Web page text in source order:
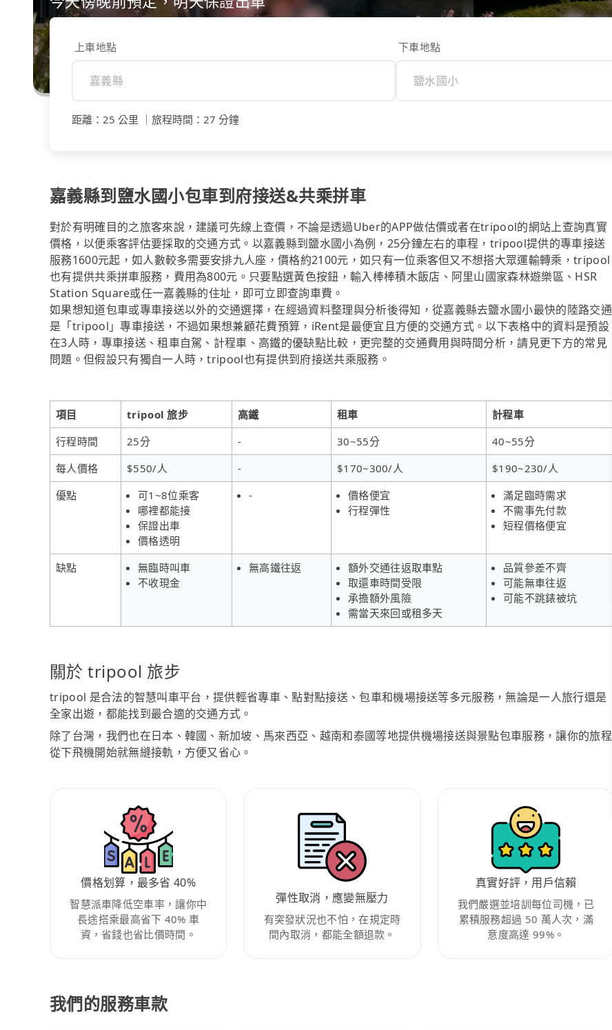
上車地點 下車地點
距離 ： 25 公里 旅程時間 ： 27 分鐘
嘉義縣到鹽水國小包車到府接送&共乘拼車
對於有明確目的之旅客來說，建議可先線上查價，不論是透過Uber的APP做估價或者在tripool的網站上查詢真實
價格，以便乘客評估要採取的交通方式。以嘉義縣到鹽水國小為例，25分鐘左右的車程，tripool提供的專車接送
服務1600元起，如人數較多需要安排九人座，價格約2100元，如只有一位乘客但又不想搭大眾運輸轉乘，tripool
也有提供共乘拼車服務，費用為800元。只要點選黃色按鈕，輸入棒棒積木飯店、阿里山國家森林遊樂區、HSR
Station Square或任一嘉義縣的住址，即可立即查詢車費。
如果想知道包車或專車接送以外的交通選擇，在經過資料整理與分析後得知，從嘉義縣去鹽水國小最快的陸路交通
是「tripool」專車接送，不過如果想兼顧花費預算，iRent是最便宜且方便的交通方式。以下表格中的資料是預設
在3人時，專車接送、租車自駕、計程車、高鐵的優缺點比較，更完整的交通費用與時間分析，請見更下方的常見
問題。但假設只有獨自一人時，tripool也有提供到府接送共乘服務。
項目 tripool 旅步 高鐵 租車
計程車
行程時間
25分 - 30~55分
40~55分
每人價格
$550/人 - $170~300/人
$190~230/人
優點
可1~8位乘客
哪裡都能接
保證出車
價格透明
-
價格便宜
行程彈性
滿足臨時需求
不需事先付款
短程價格便宜
缺點
無臨時叫車
不收現金
無高鐵往返
額外交通往返取車點
取還車時間受限
承擔額外風險
需當天來回或租多天
品質參差不齊
可能無車往返
可能不跳錶被坑
關於 tripool 旅步
tripool 是合法的智慧叫車平台，提供輕省專車、點對點接送、包車和機場接送等多元服務，無論是一人旅行還是
全家出遊，都能找到最合適的交通方式。
除了台灣，我們也在日本、韓國、新加坡、馬來西亞、越南和泰國等地提供機場接送與景點包車服務，讓你的旅程
從下飛機開始就無縫接軌，方便又省心。
價格划算，最多省 40%
智慧派車降低空車率，讓你中
長途搭乘最高省下 40% 車
資，省錢也省比價時間。
彈性取消，應變無壓力
有突發狀況也不怕，在規定時
間內取消，都能全額退款。
真實好評，用戶信賴
我們嚴選並培訓每位司機，已
累積服務超過 50 萬人次，滿
意度高達 99%。
我們的服務車款